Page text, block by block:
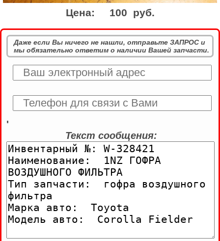
Цена: 100 руб.
Даже если Вы ничего не нашли, отправьте ЗАПРОС и
мы обязательно ответим о наличии Вашей запчасти.
'
Текст сообщения: